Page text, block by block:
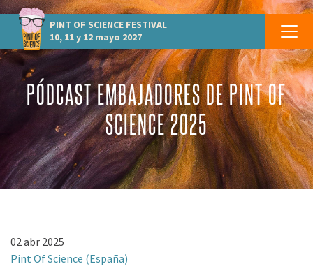
PINT OF SCIENCE FESTIVAL
10, 11 y 12 mayo 2027
PÓDCAST EMBAJADORES DE PINT OF
SCIENCE 2025
02 abr 2025
Pint Of Science (España)